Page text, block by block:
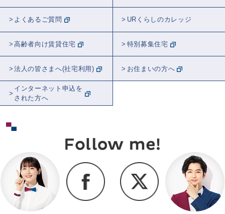
よくあるご質問 URくらしのカレッジ
高齢者向け賃貸住宅 特別募集住宅
法人の皆さまへ(社宅利用) お住まいの方へ
インターネット申込を
された方へ